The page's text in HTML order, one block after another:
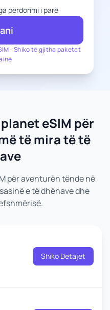
-Shiko të gjitha paketat
përdorimi i parë
eSIM për
të mira të të
për aventurën tënde në
e të dhënave dhe
Shiko Detajet